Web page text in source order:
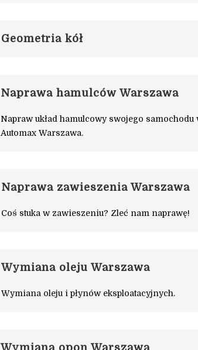
Geometria kół
Naprawa hamulców Warszawa
Napraw układ hamulcowy swojego samochodu
Automax Warszawa.
Naprawa zawieszenia Warszawa
Coś stuka w zawieszeniu? Zleć nam naprawę!
Wymiana oleju Warszawa
Wymiana oleju i płynów eksploatacyjnych.
Wymiana opon Warszawa